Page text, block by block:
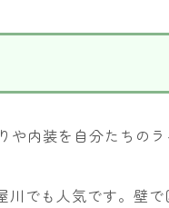
内装を自分たちの
でも人気です。壁